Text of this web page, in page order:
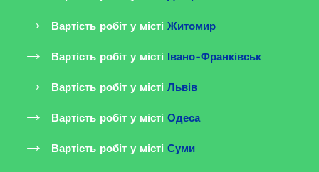
Вартість робіт у місті Житомир
Вартість робіт у місті Івано-Франківськ
Вартість робіт у місті Львів
Вартість робіт у місті Одеса
Вартість робіт у місті Суми